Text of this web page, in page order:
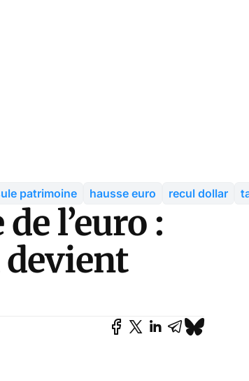
patrimoine hausse euro recul dollar
l’euro :
devient